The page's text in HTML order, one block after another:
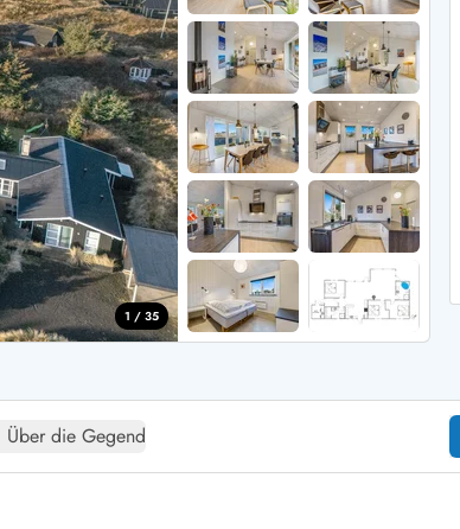
Ferienhäuser in Nymindegab
Ferienhäuser Römö
Ferienhäuser am Ringköbing Fjord
Ferienhäuser Sondervig
Ferienhäuser Skodbjerge
Ferienhäuser in Thorsminde
Ferienhäuser Vederso Klit
Ferienhäuser Vejers Strand
Ferienhäuser Vester Husby
1 / 35
Über die Gegend